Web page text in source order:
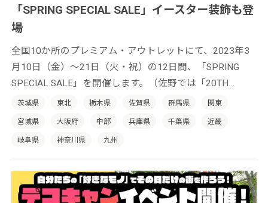
「SPRING SPECIAL SALE」イースター装飾も登
場
全国10か所のプレミアム・アウトレットにて、2023年3
月10日（金）～21日（火・祝）の12日間、「SPRING
SPECIAL SALE」を開催します。（佐野では「20TH
ANNIVERSARY SALE」、酒々井では「10TH
ANNIVERSARY SALE」を開催）
茨城県 東北 栃木県 佐賀県 群馬県 関東
宮城県 大阪府 中部 兵庫県 千葉県 近畿
岐阜県 神奈川県 九州